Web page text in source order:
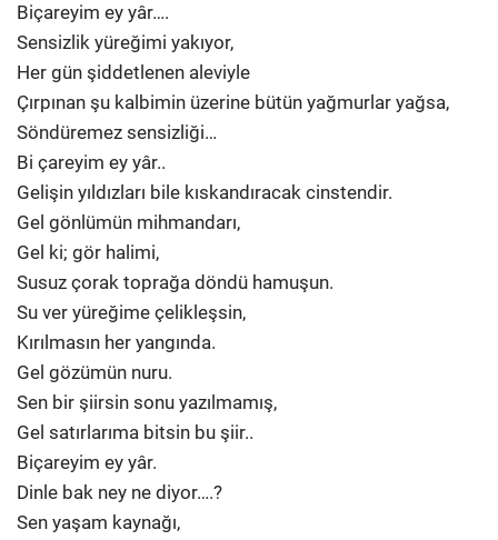
Biçareyim ey yâr….
Sensizlik yüreğimi yakıyor,
Her gün şiddetlenen aleviyle
Çırpınan şu kalbimin üzerine bütün yağmurlar yağsa,
Söndüremez sensizliği…
Bi çareyim ey yâr..
Gelişin yıldızları bile kıskandıracak cinstendir.
Gel gönlümün mihmandarı,
Gel ki; gör halimi,
Susuz çorak toprağa döndü hamuşun.
Su ver yüreğime çelikleşsin,
Kırılmasın her yangında.
Gel gözümün nuru.
Sen bir şiirsin sonu yazılmamış,
Gel satırlarıma bitsin bu şiir..
Biçareyim ey yâr.
Dinle bak ney ne diyor….?
Sen yaşam kaynağı,